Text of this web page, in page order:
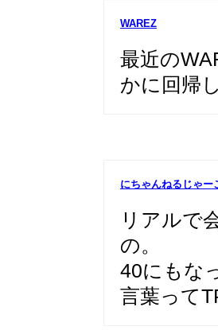
WAREZ
最近の
かに回帰
にちゃんねるじゃー
リアルで
の。
40にもな
言葉って